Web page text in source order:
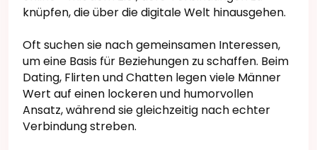
knüpfen, die über die digitale Welt hinausgehen.
Oft suchen sie nach gemeinsamen Interessen,
um eine Basis für Beziehungen zu schaffen. Beim
Dating, Flirten und Chatten legen viele Männer
Wert auf einen lockeren und humorvollen
Ansatz, während sie gleichzeitig nach echter
Verbindung streben.